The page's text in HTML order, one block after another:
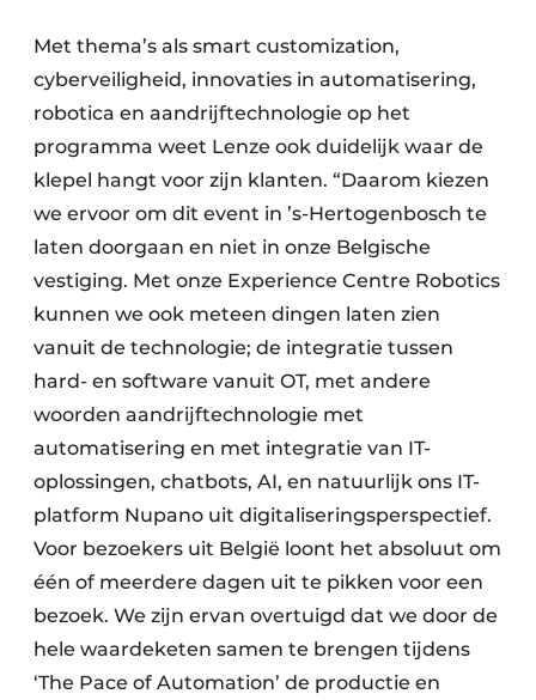
Met thema’s als smart customization,
cyberveilig­heid, innovaties in automatisering,
robotica en aandrijftechnologie op het
programma weet Lenze ook duidelijk waar de
klepel hangt voor zijn klanten. “Daarom kiezen
we ervoor om dit event in ’s-Hertogenbosch te
laten doorgaan en niet in onze Belgische
vestiging. Met onze Experience Centre Robotics
kunnen we ook meteen dingen laten zien
vanuit de technologie; de integratie tussen
hard- en software vanuit OT, met andere
woorden aandrijftech­nologie met
automatisering en met integratie van IT-
oplossingen, chatbots, AI, en natuurlijk ons IT-
platform Nupano uit digitaliseringsperspectief.
Voor bezoekers uit België loont het absoluut om
één of meerdere dagen uit te pikken voor een
bezoek. We zijn ervan overtuigd dat we door de
hele waardeketen samen te brengen tijdens
‘The Pace of Automation’ de productie en